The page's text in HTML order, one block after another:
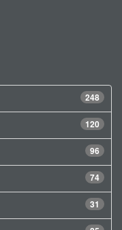
248
120
96
74
31